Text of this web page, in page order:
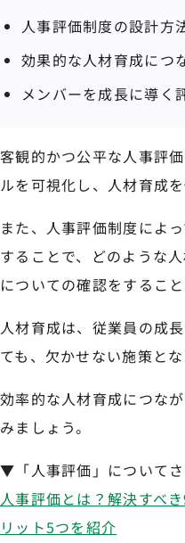
人事評価制度の設計方
効果的な人材育成につ
メンバーを成長に導く
客観的かつ公平な人事評
ルを可視化し、人材育成
また、人事評価制度によ
することで、どのような
についての確認をすること
人材育成は、従業員の成
ても、欠かせない施策とな
効率的な人材育成につな
みましょう。
▼「人事評価」についてさ
人事評価とは？解決すべ
リット5つを紹介